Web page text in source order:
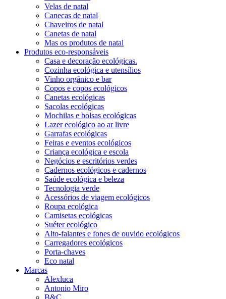
Velas de natal
Canecas de natal
Chaveiros de natal
Canetas de natal
Mas os produtos de natal
Produtos eco-responsáveis
Casa e decoração ecológicas.
Cozinha ecológica e utensílios
Vinho orgânico e bar
Copos e copos ecológicos
Canetas ecológicas
Sacolas ecológicas
Mochilas e bolsas ecológicas
Lazer ecológico ao ar livre
Garrafas ecológicas
Feiras e eventos ecológicos
Criança ecológica e escola
Negócios e escritórios verdes
Cadernos ecológicos e cadernos
Saúde ecológica e beleza
Tecnologia verde
Acessórios de viagem ecológicos
Roupa ecológica
Camisetas ecológicas
Suéter ecológico
Alto-falantes e fones de ouvido ecológicos
Carregadores ecológicos
Porta-chaves
Eco natal
Marcas
Alexluca
Antonio Miro
B&C